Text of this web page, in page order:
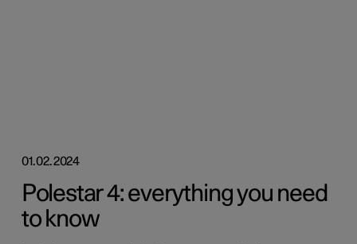
01.02.2024
Polestar 4: everything you need
to know